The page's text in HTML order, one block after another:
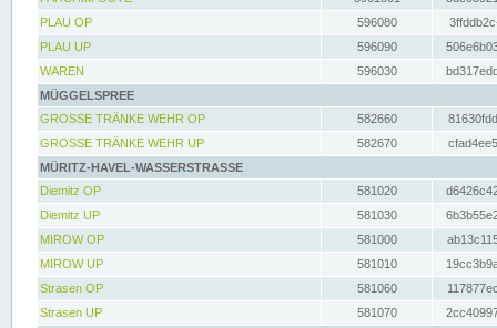
PLAU OP
596080
PLAU UP
596090
WAREN
596030
MÜGGELSPREE
GROSSE TRÄNKE WEHR OP
582660
GROSSE TRÄNKE WEHR UP
582670
MÜRITZ-HAVEL-WASSERSTRASSE
Diemitz OP
581020
Diemitz UP
581030
MIROW OP
581000
MIROW UP
581010
Strasen OP
581060
Strasen UP
581070